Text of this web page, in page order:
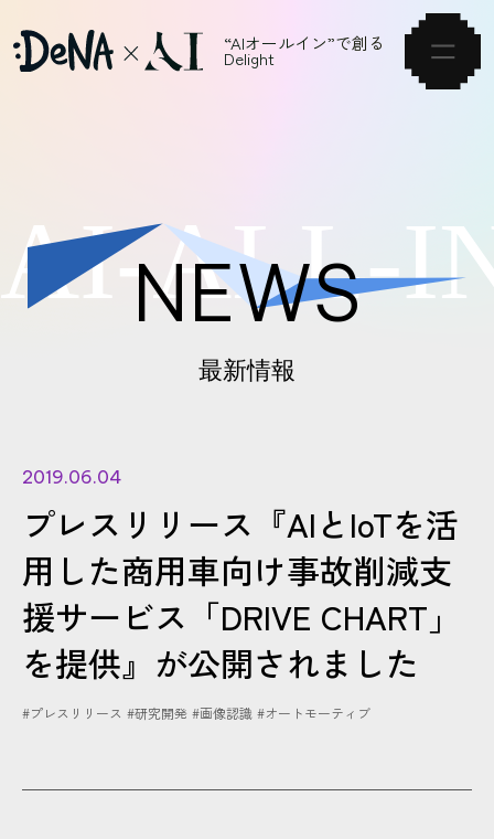
“AIオールイン”で創る
Delight
VISION
NEWS
CONTACT
AI-ALL-I
NEWS
最新情報
2019.06.04
プレスリリース『AIとIoTを活
用した商用車向け事故削減支
援サービス「DRIVE CHART」
を提供』が公開されました
#プレスリリース #研究開発 #画像認識 #オートモーティブ